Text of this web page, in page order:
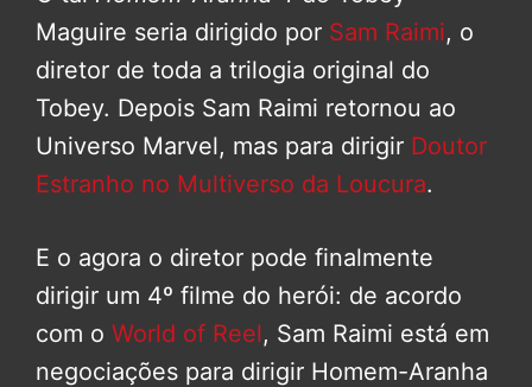
Maguire seria dirigido por Sam Raimi, o
diretor de toda a trilogia original do
Tobey. Depois Sam Raimi retornou ao
Universo Marvel, mas para dirigir Doutor
Estranho no Multiverso da Loucura.
E o agora o diretor pode finalmente
dirigir um 4º filme do herói: de acordo
com o World of Reel, Sam Raimi está em
negociações para dirigir Homem-Aranha